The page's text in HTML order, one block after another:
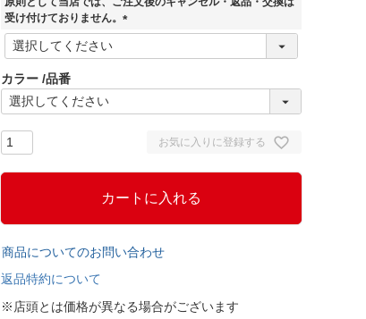
受け付けておりません。
(
)
カラー 品番
お気に入りに登録する
カートに入れる
商品についてのお問い合わせ
返品特約について
※店頭とは価格が異なる場合がございます